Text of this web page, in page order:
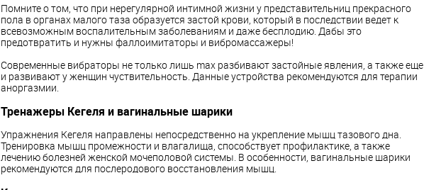
Помните о том, что при нерегулярной интимной жизни у представительниц прекрасного
пола в органах малого таза образуется застой крови, который в последствии ведет к
всевозможным воспалительным заболеваниям и даже бесплодию. Дабы это
предотвратить и нужны фаллоимитаторы и вибромассажеры!
Современные вибраторы не только лишь max разбивают застойные явления, а также еще
и развивают у женщин чуствительность. Данные устройства рекомендуются для терапии
аноргазмии.
Тренажеры Кегеля и вагинальные шарики
Упражнения Кегеля направлены непосредственно на укрепление мышц тазового дна.
Тренировка мышц промежности и влагалища, способствует профилактике, а также
лечению болезней женской мочеполовой системы. В особенности, вагинальные шарики
рекомендуются для послеродового восстановления мышц.